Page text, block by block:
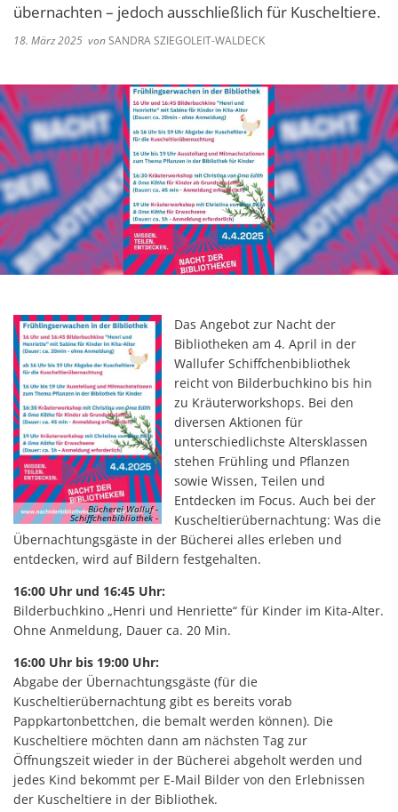
übernachten – jedoch ausschließlich für Kuscheltiere.
18. März 2025 vonSANDRA SZIEGOLEIT-WALDECK
Bücherei Walluf -
Schiffchenbibliothek -
Das Angebot zur Nacht der
Bibliotheken am 4. April in der
Wallufer Schiffchenbibliothek
reicht von Bilderbuchkino bis hin
zu Kräuterworkshops. Bei den
diversen Aktionen für
unterschiedlichste Altersklassen
stehen Frühling und Pflanzen
sowie Wissen, Teilen und
Entdecken im Focus. Auch bei der
Kuscheltierübernachtung: Was die
Übernachtungsgäste in der Bücherei alles erleben und
entdecken, wird auf Bildern festgehalten.
16:00 Uhr und 16:45 Uhr:
Bilderbuchkino „Henri und Henriette“ für Kinder im Kita-Alter.
Ohne Anmeldung, Dauer ca. 20 Min.
16:00 Uhr bis 19:00 Uhr:
Abgabe der Übernachtungsgäste (für die
Kuscheltierübernachtung gibt es bereits vorab
Pappkartonbettchen, die bemalt werden können). Die
Kuscheltiere möchten dann am nächsten Tag zur
Öffnungszeit wieder in der Bücherei abgeholt werden und
jedes Kind bekommt per E-Mail Bilder von den Erlebnissen
der Kuscheltiere in der Bibliothek.